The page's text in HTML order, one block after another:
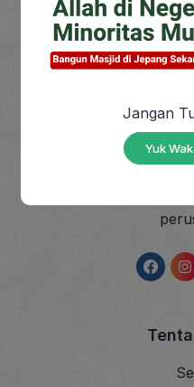
DOMPET DHUAFA
masyarakat, berdiri
berkhidmat
dhuafa dengan
Jangan
Yuk